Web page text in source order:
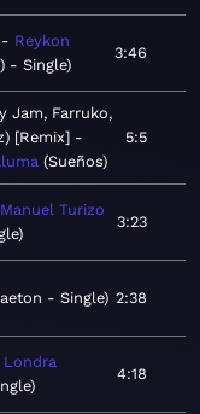
Reykon
- Single
3:46
Jam, Farruko,
[Remix]
Sueños
5:5
Turizo
3:23
- Single 2:38
Londra
4:18